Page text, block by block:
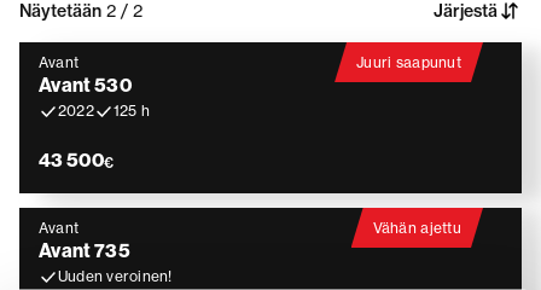
Näytetään 2 / 2 Järjestä
Avant
Avant 530
2022 125 h
43 500€
Juuri saapunut
Avant
Avant 735
Uuden veroinen!
Vähän ajettu